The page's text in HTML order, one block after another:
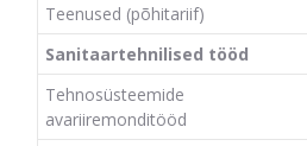
Teenused (põhitariif)
Sanitaartehnilised tööd
Tehnosüsteemide
avariiremonditööd